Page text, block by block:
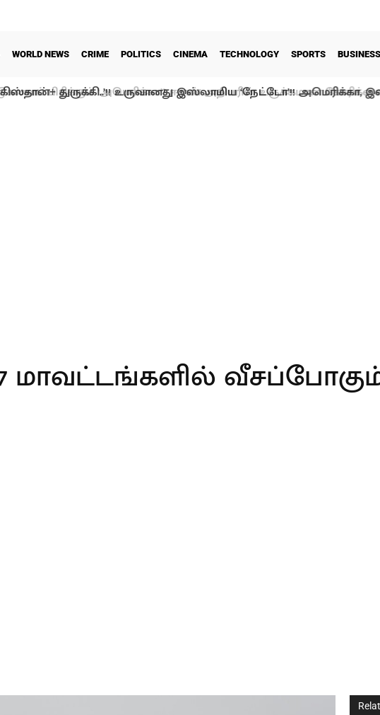
WORLD NEWS CRIME POLITICS CINEMA TECHNOLOGY SPORTS BUSINESS
துருக்கி..’!! உருவானது இஸ்லாமிய ‘நேட்டோ’!!